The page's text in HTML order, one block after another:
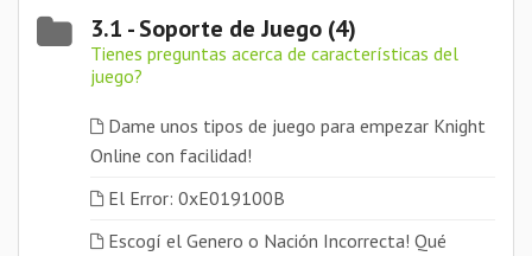
3.1 - Soporte de Juego (4)
Tienes preguntas acerca de características del
juego?
Dame unos tipos de juego para empezar Knight
Online con facilidad!
El Error: 0xE019100B
Escogí el Genero o Nación Incorrecta! Qué